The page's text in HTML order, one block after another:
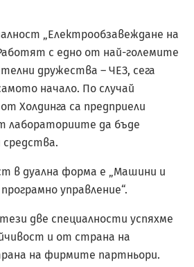
„Електрообзавеждане на
с едно от най-големите
дружест­ва – ЧЕЗ, сега
начало. По случай
Холдинга са предприе­ли
лабораториите да бъде
средства.
в дуална форма е „Машини и
управление“.
две специалности успяхме
и от страна на
на фирмите партньори.